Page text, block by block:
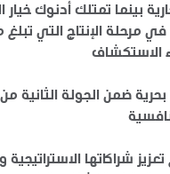
بينما تمتلك أدنوك خيار
الاستكشاف
ضمن الجولة الثانية
شراكاتها الاستراتيجية